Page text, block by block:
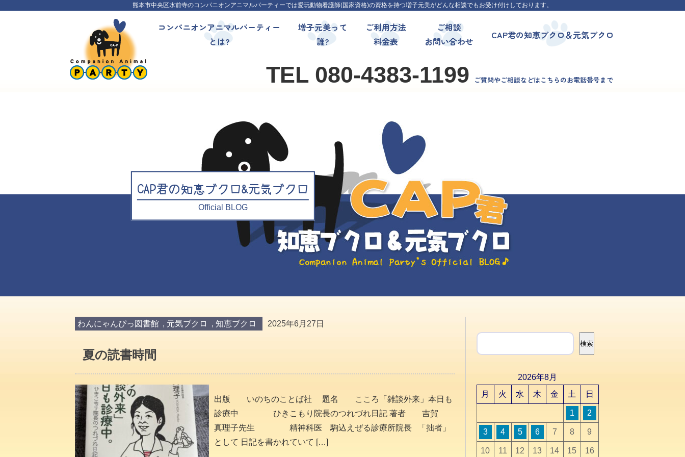
熊本市中央区水前寺のコンパニオンアニマルパーティーでは愛玩動物看護師(国家資格)の資格を持つ増子元美がどんな相談でもお受け付けしております。
コンパニオンアニマルパーティー
とは?
増子元美って
誰?
ご利用方法
料金表
ご相談
お問い合わせ
CAP君の知恵ブクロ＆元気ブクロ
TEL 080-4383-1199 ご質問やご相談などはこちらのお電話番号まで
CAP君の知恵ブクロ&元気ブクロ
Official BLOG
わんにゃんぴっ図書館 , 元気ブクロ , 知恵ブクロ 2025年6月27日
夏の読書時間
出版 いのちのことば社 題名 こころ「雑談外来」本日も
診療中 ひきこもり院長のつれづれ日記 著者 吉賀
真理子先生 精神科医 駒込えぜる診療所院長 「拙者」
として 日記を書かれていて […]
検索
検索
2026年8月
月
火 水 木 金 土 日
1 2
3 4 5 6 7 8 9
10 11 12 13 14 15 16